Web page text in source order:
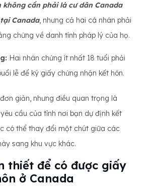
không cần phải là cư dân Canada
Canada, nhưng cả hai cá nhân phải
chứng về danh tính pháp lý của họ.
Hai nhân chứng ít nhất 18 tuổi phải
lễ để ký giấy chứng nhận kết hôn.
giản, nhưng điều quan trọng là
cầu của tỉnh nơi bạn dự định kết
có thể thay đổi một chút giữa các
sang khu vực khác.
thiết để có được giấy
ở Canada